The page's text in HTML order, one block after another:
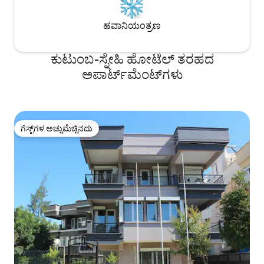
ಹವಾನಿಯಂತ್ರಣ
ಕುಟುಂಬ-ಸ್ನೇಹಿ ಹೋಟೆಲ್ ತರಹದ
ಅಪಾರ್ಟ್‌‌ಮೆಂಟ್‌ಗಳು
ಗೆಸ್ಟ್‌ಗಳ ಅಚ್ಚುಮೆಚ್ಚಿನದು
ಗೆಸ್ಟ್‌ಗಳ ಅಚ್ಚುಮೆಚ್ಚಿನದು